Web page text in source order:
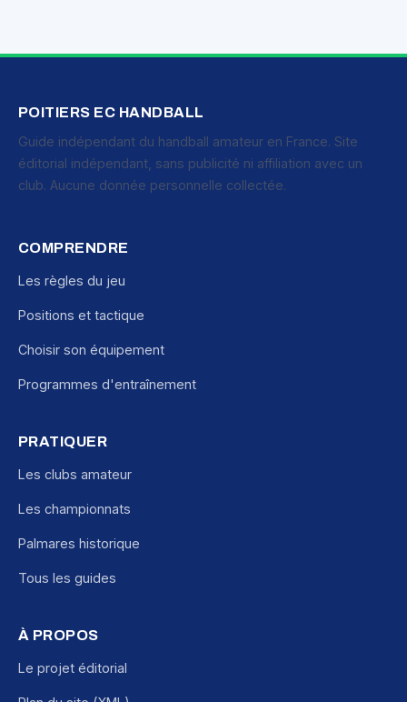
POITIERS EC HANDBALL
Guide indépendant du handball amateur en France. Site
éditorial indépendant, sans publicité ni affiliation avec un
club. Aucune donnée personnelle collectée.
COMPRENDRE
Les règles du jeu
Positions et tactique
Choisir son équipement
Programmes d'entraînement
PRATIQUER
Les clubs amateur
Les championnats
Palmares historique
Tous les guides
À PROPOS
Le projet éditorial